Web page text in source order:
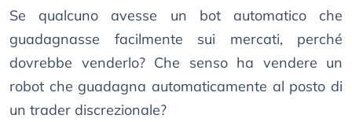
Se qualcuno avesse un bot automatico che
guadagnasse facilmente sui mercati, perché
dovrebbe venderlo? Che senso ha vendere un
robot che guadagna automaticamente al posto di
un trader discrezionale?